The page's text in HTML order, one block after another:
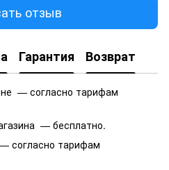
отзыв
Гарантия Возврат
— согласно тарифам
— бесплатно.
согласно тарифам